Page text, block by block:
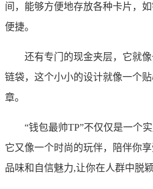
间，能够方便地存放各种卡片，
便捷。
还有专门的现金夹层，它就
链袋，这个小小的设计就像一个
章。
“钱包最帅TP”不仅仅是一个
它又像一个时尚的玩伴，陪伴你
品味和自信魅力,让你在人群中脱颖